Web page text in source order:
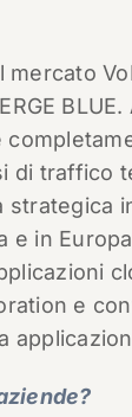
BLUE.
traffico
e in
e